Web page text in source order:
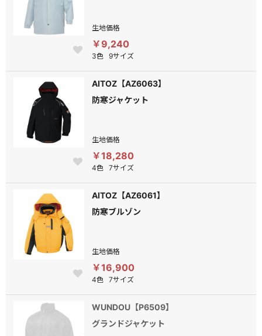
生地価格
￥9,240
3色 9サイズ
AITOZ【AZ6063】
防寒ジャケット
生地価格
￥18,280
4色 7サイズ
AITOZ【AZ6061】
防寒ブルゾン
生地価格
￥16,900
4色 7サイズ
WUNDOU【P6509】
グランドジャケット